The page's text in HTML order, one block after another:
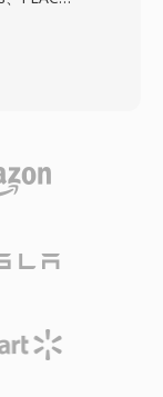
与编解码
联的编解
释元数据,
信息。
,是网络